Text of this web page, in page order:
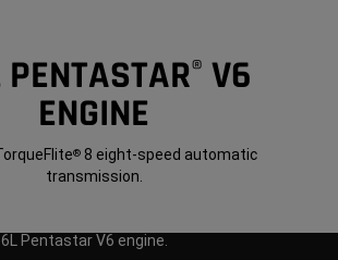
® V6
ENGINE
®8 eight-speed automatic
transmission.